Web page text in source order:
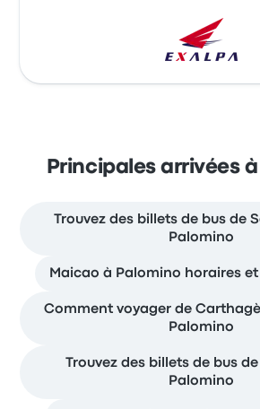
Principales arrivées
Trouvez des billets de bus de
Palomino
Maicao à Palomino horaires
Comment voyager de
Palomino
Trouvez des billets de bus
Palomino